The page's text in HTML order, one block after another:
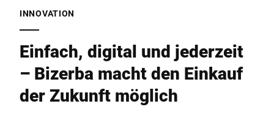
Branchen
Experience
at
Amerika
Asien
INNOVATION
Einfach, digital und jederzeit
– Bizerba macht den Einkauf
der Zukunft möglich